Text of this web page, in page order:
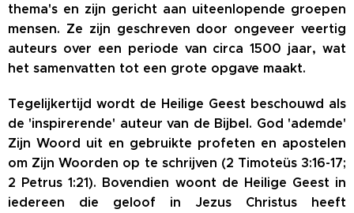
thema's en zijn gericht aan uiteenlopende groepen
mensen. Ze zijn geschreven door ongeveer veertig
auteurs over een periode van circa 1500 jaar, wat
het samenvatten tot een grote opgave maakt.
Tegelijkertijd wordt de Heilige Geest beschouwd als
de 'inspirerende' auteur van de Bijbel. God 'ademde'
Zijn Woord uit en gebruikte profeten en apostelen
om Zijn Woorden op te schrijven (2 Timoteüs 3:16-17;
2 Petrus 1:21). Bovendien woont de Heilige Geest in
iedereen die geloof in Jezus Christus heeft